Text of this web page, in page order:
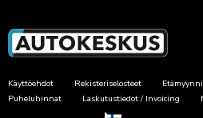
Käyttöehdot Rekisteriselosteet
Puheluhinnat
Laskutustiedot / Invoicing